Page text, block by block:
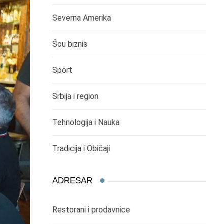
Severna Amerika
Šou biznis
Sport
Srbija i region
Tehnologija i Nauka
Tradicija i Običaji
ADRESAR
Restorani i prodavnice